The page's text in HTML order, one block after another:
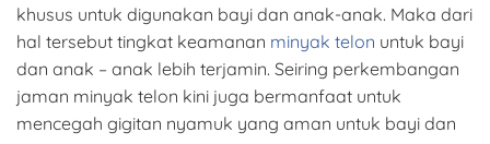
khusus untuk digunakan bayi dan anak-anak. Maka dari
hal tersebut tingkat keamanan minyak telon untuk bayi
dan anak – anak lebih terjamin. Seiring perkembangan
jaman minyak telon kini juga bermanfaat untuk
mencegah gigitan nyamuk yang aman untuk bayi dan